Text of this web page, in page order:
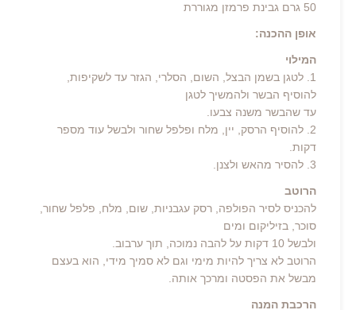
50 גרם גבינת פרמזן מגוררת
אופן ההכנה:
המילוי
1. לטגן בשמן הבצל, השום, הסלרי, הגזר עד לשקיפות,
להוסיף הבשר ולהמשיך לטגן
עד שהבשר משנה צבעו.
2. להוסיף הרסק, יין, מלח ופלפל שחור ולבשל עוד מספר
דקות.
3. להסיר מהאש ולצנן.
הרוטב
להכניס לסיר הפולפה, רסק עגבניות, שום, מלח, פלפל שחור,
סוכר, בזיליקום ומים
ולבשל 10 דקות על להבה נמוכה, תוך ערבוב.
הרוטב לא צריך להיות מימי וגם לא סמיך מידי, הוא בעצם
מבשל את הפסטה ומרכך אותה.
הרכבת המנה